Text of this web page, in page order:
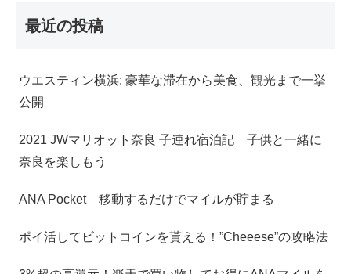
最近の投稿
ウエスティン横浜: 豪華な滞在から美食、観光まで一挙
公開
2021 JWマリオット奈良 子連れ宿泊記 子供と一緒に
奈良を楽しもう
ANA Pocket 移動するだけでマイルが貯まる
ポイ活してビットコインを貰える！”Cheeese”の攻略法